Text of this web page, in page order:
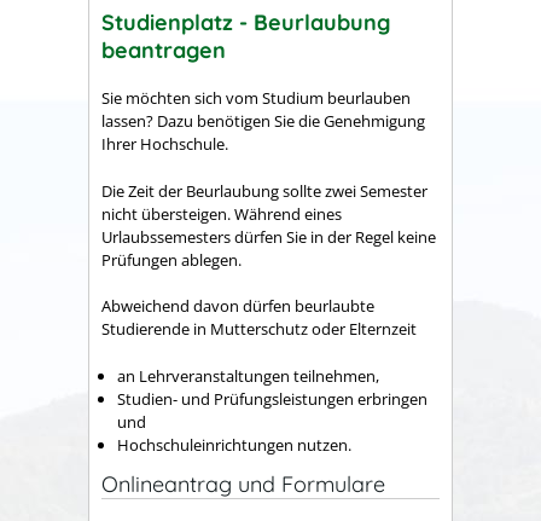
Studienplatz - Beurlaubung
beantragen
Sie möchten sich vom Studium beurlauben
lassen? Dazu benötigen Sie die Genehmigung
Ihrer Hochschule.
Die Zeit der Beurlaubung sollte zwei Semester
nicht übersteigen. Während eines
Urlaubssemesters dürfen Sie in der Regel keine
Prüfungen ablegen.
Abweichend davon dürfen beurlaubte
Studierende in Mutterschutz oder Elternzeit
an Lehrveranstaltungen teilnehmen,
Studien- und Prüfungsleistungen erbringen
und
Hochschuleinrichtungen nutzen.
Onlineantrag und Formulare